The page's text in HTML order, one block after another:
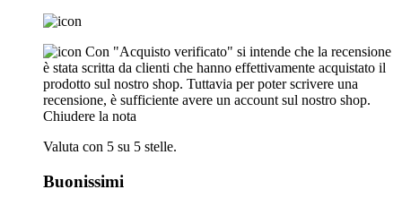
Con "Acquisto verificato" si intende che la recensione
è stata scritta da clienti che hanno effettivamente acquistato il
prodotto sul nostro shop. Tuttavia per poter scrivere una
recensione, è sufficiente avere un account sul nostro shop.
Chiudere la nota
Valuta con 5 su 5 stelle.
Buonissimi